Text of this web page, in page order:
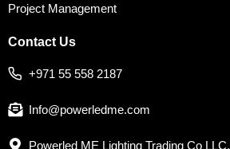
Project Management
Contact Us
+971 55 558 2187
Info@powerledme.com
Powerled ME Lighting Trading Co LLC,